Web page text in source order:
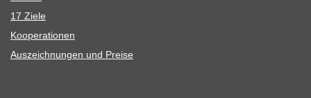
17 Ziele
Koope­ra­tio­nen
Aus­zeich­nun­gen und Preise